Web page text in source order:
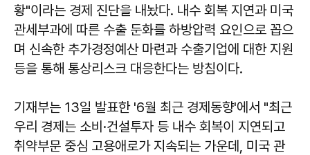
황"이라는 경제 진단을 내놨다. 내수 회복 지연과 미국
관세부과에 따른 수출 둔화를 하방압력 요인으로 꼽으
며 신속한 추가경정예산 마련과 수출기업에 대한 지원
등을 통해 통상리스크 대응한다는 방침이다.
기재부는 13일 발표한 '6월 최근 경제동향'에서 "최근
우리 경제는 소비·건설투자 등 내수 회복이 지연되고
취약부문 중심 고용애로가 지속되는 가운데, 미국 관